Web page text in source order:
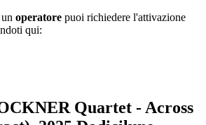
operatore puoi richiedere l'attivazione
qui:
Quartet - Across